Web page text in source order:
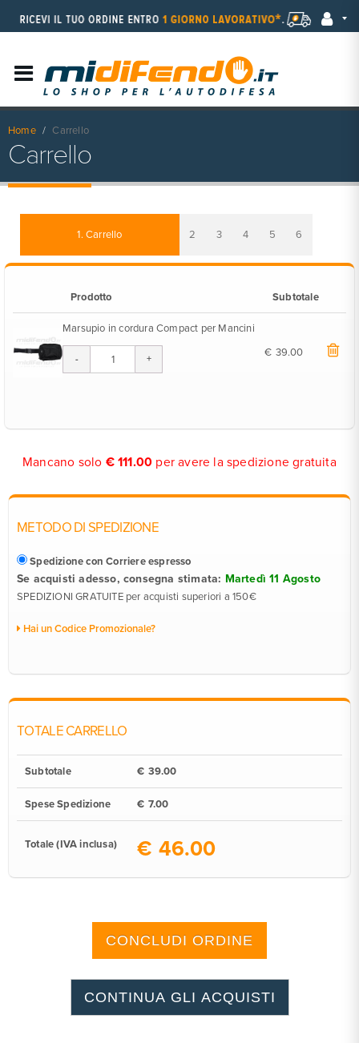
Home Carrello
Carrello
1. Carrello 2 3 4 5 6
Prodotto Subtotale
Marsupio in cordura Compact per Mancini
€
Mancano solo €111.00 per avere la spedizione gratuita
METODO DI SPEDIZIONE
Spedizione con Corriere espresso
Se acquisti adesso, consegna stimata: Martedì 11 Agosto
SPEDIZIONI GRATUITE per acquisti superiori a 150€
Hai un Codice Promozionale?
TOTALE CARRELLO
Subtotale €
Spese Spedizione €
Totale (IVA inclusa) €